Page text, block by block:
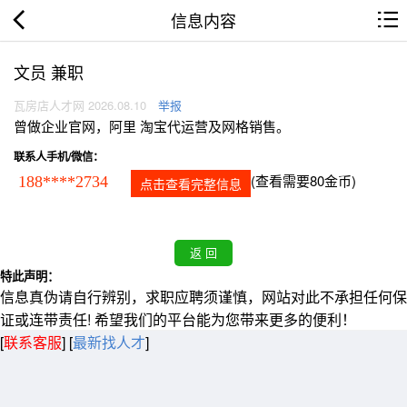
信息内容
文员 兼职
瓦房店人才网 2026.08.10 举报
曾做企业官网，阿里 淘宝代运营及网格销售。
联系人手机/微信：
188****2734 点击查看完整信息 (查看需要80金币)
特此声明：
信息真伪请自行辨别，求职应聘须谨慎，网站对此不承担任何保
证或连带责任! 希望我们的平台能为您带来更多的便利！
[联系客服] [最新找人才]